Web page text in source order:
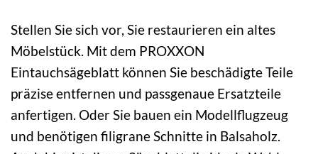
Stellen Sie sich vor, Sie restaurieren ein altes
Möbelstück. Mit dem PROXXON
Eintauchsägeblatt können Sie beschädigte Teile
präzise entfernen und passgenaue Ersatzteile
anfertigen. Oder Sie bauen ein Modellflugzeug
und benötigen filigrane Schnitte in Balsaholz.